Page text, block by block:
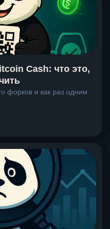
Cash: что это,
форков и как раз одним